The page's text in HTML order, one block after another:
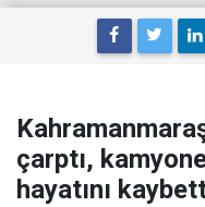
çarptı,
hayatını